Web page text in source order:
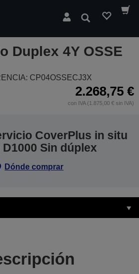
Buscar
Duplex 4Y OSSE
CP04OSSECJ3X
2.268,75 €
con IVA (1.875,00 € sin IVA)
CoverPlus in situ
Sin dúplex
Dónde comprar